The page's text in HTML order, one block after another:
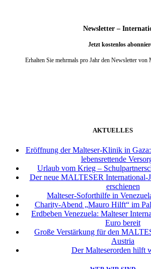
Newsletter –
Jetzt kostenlos
Erhalten Sie mehrmals pro Jahr den Newsletter von
AKTUELLES
Eröffnung der Malteser-Klinik in
lebensrettende
Urlaub vom Krieg –
Der neue MALTESER International-
erschienen
Malteser-Soforthilfe in
Charity-Abend „Mauro Hilft“ im
Erdbeben Venezuela: Malteser
Euro bereit
Große Verstärkung für den
Austria
Der Malteserorden hilft